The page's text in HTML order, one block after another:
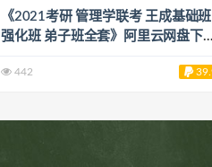
《2021考研 管理学联考 王成基础班
强化班 弟子班全套》阿里云网盘下载
442